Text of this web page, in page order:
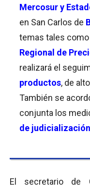
Mercosur y
en San Carlos de
temas tales
Regional de
realizará el
productos, de alto
También se
conjunta los
de judicialización
El secretario de